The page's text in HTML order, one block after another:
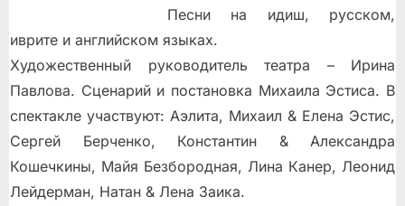
Песни на идиш, русском,
иврите и английском языках.
Художественный руководитель театра – Ирина
Павлова. Сценарий и постановка Михаила Эстиса. В
спектакле участвуют: Аэлита, Михаил & Елена Эстис,
Сергей Берченко, Константин & Александра
Кошечкины, Майя Безбородная, Лина Канер, Леонид
Лейдерман, Натан & Лена Заика.